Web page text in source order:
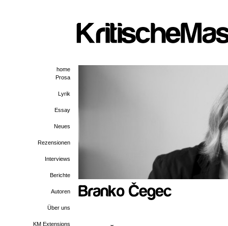
home
Prosa
Lyrik
Essay
Neues
Rezensionen
Interviews
Berichte
Autoren
Über uns
KM Extensions